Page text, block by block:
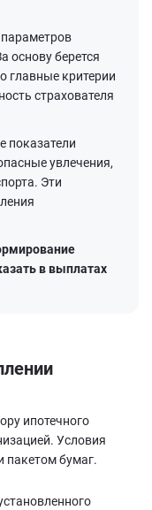
основу берется
главные критерии
страхователя
показатели
увлечения,
Эти
в выплатах
ипотечного
Условия
пакетом бумаг.